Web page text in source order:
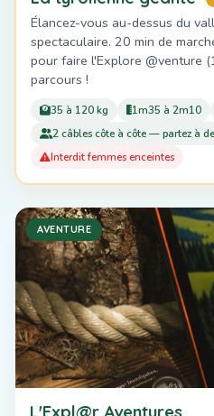
Élancez-vous au-dessus du
spectaculaire. 20 min de
pour faire l'Explore @venture
parcours !
35 à 120 kg 1m35 à 2m10
2 câbles côte à côte — partez à
Interdit femmes enceintes
AVENTURE
L'Expl@r Aventures